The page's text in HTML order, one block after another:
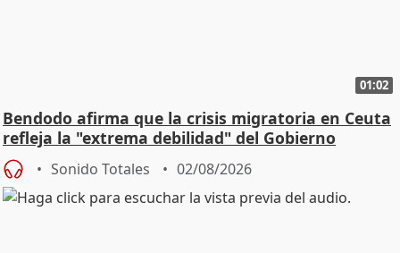
01:02
Bendodo afirma que la crisis migratoria en Ceuta
refleja la "extrema debilidad" del Gobierno
Sonido Totales 02/08/2026